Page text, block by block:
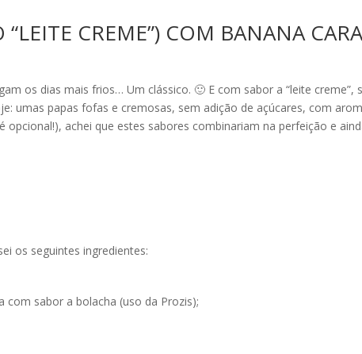
“LEITE CREME”) COM BANANA
os dias mais frios… Um clássico. 🙂 E com sabor a “leite
umas papas fofas e cremosas, sem adição de açúcares, com
opcional!), achei que estes sabores combinariam na perfeição e
os seguintes ingredientes:
com sabor a bolacha (uso da Prozis);